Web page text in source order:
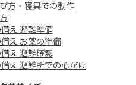
方・寝具での動作
え 避難準備
え お薬の準備
え 避難確認
え 避難所での心がけ